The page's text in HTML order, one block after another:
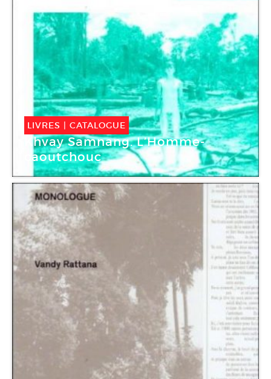
LIVRES | CATALOGUE
Khvay Samnang. L’Homme-
caoutchouc